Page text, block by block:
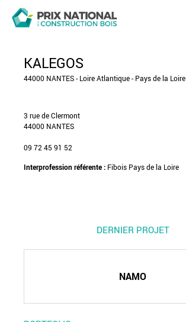
KALEGOS
44000 NANTES - Loire Atlantique - Pays de la Loire
3 rue de Clermont
44000 NANTES
09 72 45 91 52
Interprofession référente : Fibois Pays de la Loire
DERNIER PROJET
NAMO